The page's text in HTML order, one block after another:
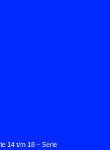
14 t/m 18 – Serie